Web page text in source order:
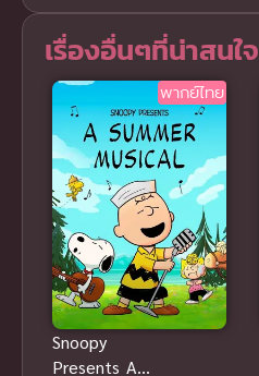
เรื่องอื่นๆที่น่าสนใจ
พากย์ไทย
Snoopy
Presents A